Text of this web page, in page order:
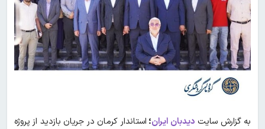
به گزارش سایت دیدبان ایران؛ استاندار کرمان در جریان بازدید از پروژه